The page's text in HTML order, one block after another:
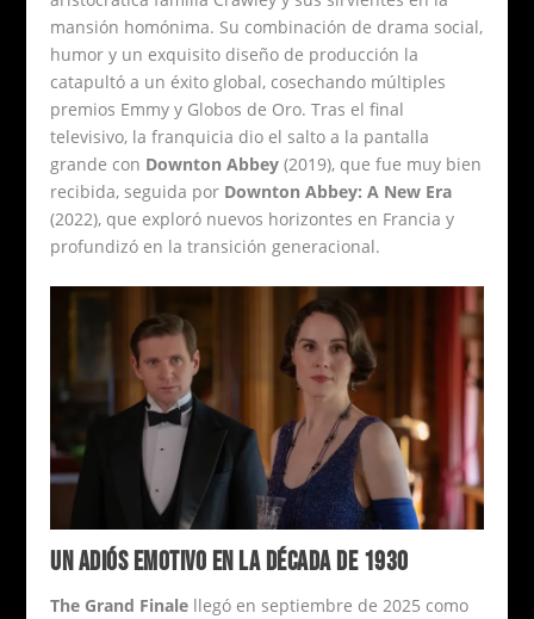
mansión homónima. Su combinación de drama social,
humor y un exquisito diseño de producción la
catapultó a un éxito global, cosechando múltiples
premios Emmy y Globos de Oro. Tras el final
televisivo, la franquicia dio el salto a la pantalla
grande con Downton Abbey (2019), que fue muy bien
recibida, seguida por Downton Abbey: A New Era
(2022), que exploró nuevos horizontes en Francia y
profundizó en la transición generacional.
UN ADIÓS EMOTIVO EN LA DÉCADA DE 1930
The Grand Finale llegó en septiembre de 2025 como